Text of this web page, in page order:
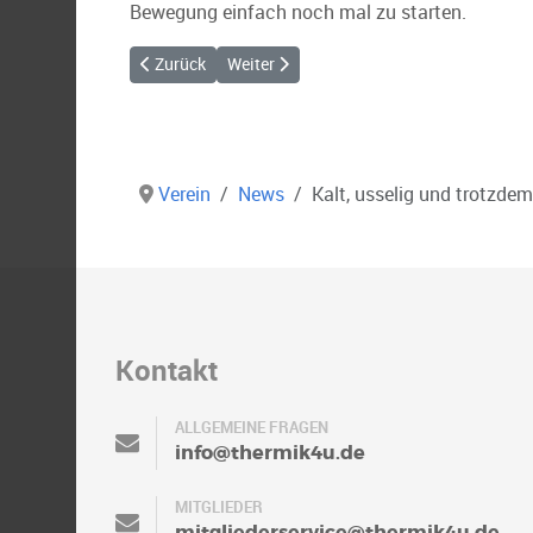
Bewegung einfach noch mal zu starten.
Vorheriger Beitrag: Die XC Saison ist eröffnet
Zurück Nächster Beitrag: Aufhebung der
Weiter
Verein News Kalt, usselig und
Kontakt
ALLGEMEINE FRAGEN
info@thermik4u.de
MITGLIEDER